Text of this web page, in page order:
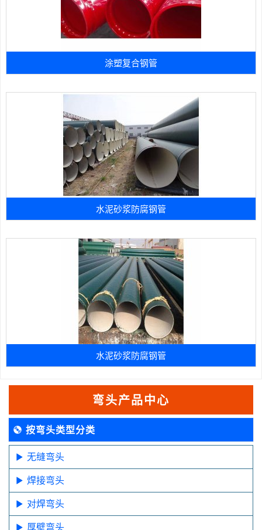
涂塑复合钢管
水泥砂浆防腐钢管
水泥砂浆防腐钢管
弯头产品中心
按弯头类型分类
无缝弯头
焊接弯头
对焊弯头
厚壁弯头